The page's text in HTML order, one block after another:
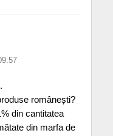
românești?
din cantitatea
din marfa de